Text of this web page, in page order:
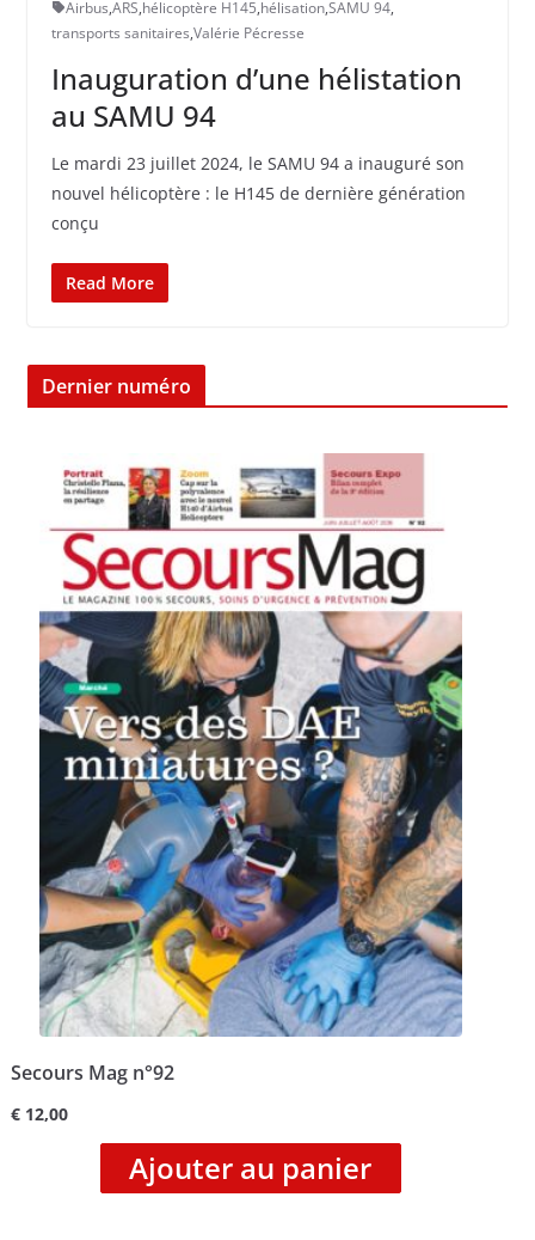
Airbus,ARS,hélicoptère H145,hélisation,SAMU 94,
transports sanitaires,Valérie Pécresse
Inauguration d’une hélistation
au SAMU 94
Le mardi 23 juillet 2024, le SAMU 94 a inauguré son
nouvel hélicoptère : le H145 de dernière génération
conçu
Read More
Dernier numéro
Secours Mag n°92
€12,00
Ajouter au panier